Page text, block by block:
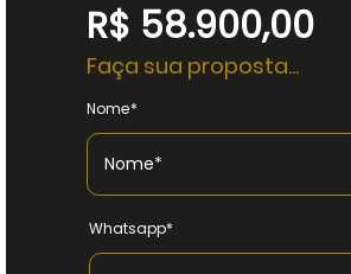
R$ 58.900,00
Faça sua proposta...
Nome*
Whatsapp*